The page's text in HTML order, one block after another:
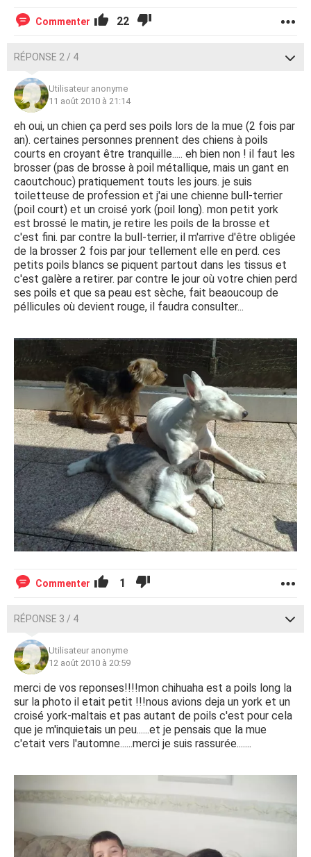
Commenter 22
RÉPONSE 2 / 4
Utilisateur anonyme
11 août 2010 à 21:14
eh oui, un chien ça perd ses poils lors de la mue (2 fois par
an). certaines personnes prennent des chiens à poils
courts en croyant être tranquille..... eh bien non ! il faut les
brosser (pas de brosse à poil métallique, mais un gant en
caoutchouc) pratiquement touts les jours. je suis
toiletteuse de profession et j'ai une chienne bull-terrier
(poil court) et un croisé york (poil long). mon petit york
est brossé le matin, je retire les poils de la brosse et
c'est fini. par contre la bull-terrier, il m'arrive d'être obligée
de la brosser 2 fois par jour tellement elle en perd. ces
petits poils blancs se piquent partout dans les tissus et
c'est galère a retirer. par contre le jour où votre chien perd
ses poils et que sa peau est sèche, fait beaoucoup de
péllicules où devient rouge, il faudra consulter...
Commenter 1
RÉPONSE 3 / 4
Utilisateur anonyme
12 août 2010 à 20:59
merci de vos reponses!!!!mon chihuaha est a poils long la
sur la photo il etait petit !!!nous avions deja un york et un
croisé york-maltais et pas autant de poils c'est pour cela
que je m'inquietais un peu......et je pensais que la mue
c'etait vers l'automne......merci je suis rassurée.......